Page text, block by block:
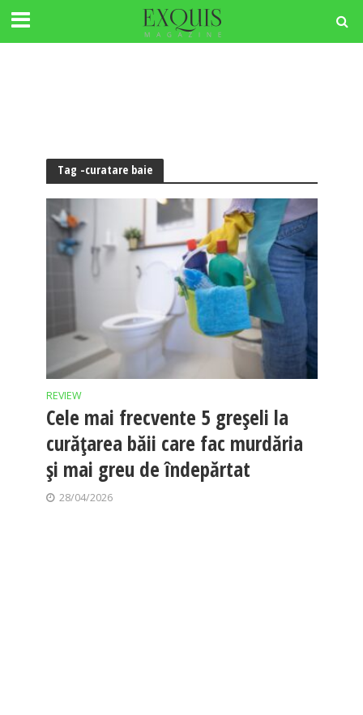
Tag -curatare baie
REVIEW
Cele mai frecvente 5 greșeli la
curățarea băii care fac murdăria
și mai greu de îndepărtat
28/04/2026